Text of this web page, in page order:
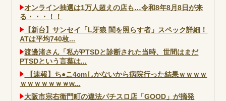
オンライン抽選は1万人超えの店も…令和8年8月8日が来
る・・・！！
【新台】サンセイ「L牙狼 闇を照らす者」スペック詳細！
ATは平均740枚...
渡邊渚さん「私がPTSDと診断された当時、世間はまだ
PTSDという言葉は...
【速報】ち●こ4cmしかないから病院行った結果ｗｗｗｗ
ｗｗｗｗｗｗｗw...
大阪市宗右衛門町の違法パチスロ店「GOOD」が摘発